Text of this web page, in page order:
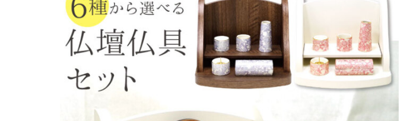
TOP
仏壇・仏具セット
TOP
仏壇 価格から探す 価格20000円以内